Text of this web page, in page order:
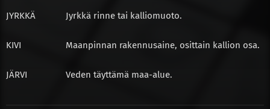
JYRKKÄ Jyrkkä rinne tai kalliomuoto.
KIVI Maanpinnan rakennusaine, osittain kallion osa.
JÄRVI Veden täyttämä maa-alue.